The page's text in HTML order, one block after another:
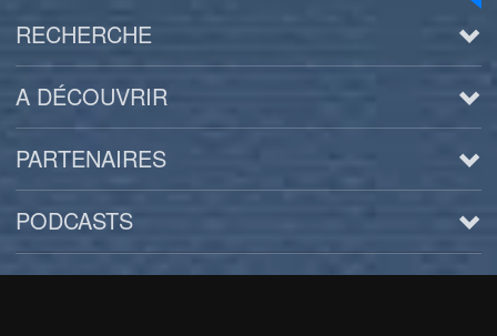
RECHERCHE
A DÉCOUVRIR
PARTENAIRES
PODCASTS
Arts